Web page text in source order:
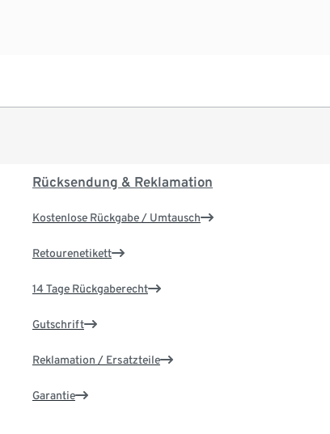
Rücksendung & Reklamation
Kostenlose Rückgabe / Umtausch
Retourenetikett
14 Tage Rückgaberecht
Gutschrift
Reklamation / Ersatzteile
Garantie